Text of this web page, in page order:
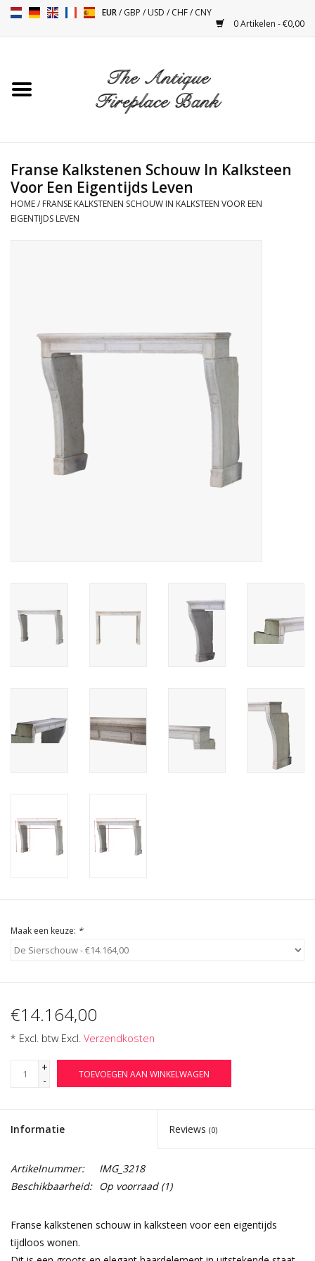
EUR/GBP /USD /CHF/CNY
0 Artikelen - €0,00
Toebehoren
Kacheltjes
Decoratieve Outdoor
Objecten
Vloeren - Steen, Terra Cotta
& Marmer
Login
Franse Kalkstenen Schouw In Kalksteen
Voor Een Eigentijds Leven
HOME/ FRANSE KALKSTENEN SCHOUW IN KALKSTEEN VOOR EEN
EIGENTIJDS LEVEN
Maak een keuze: *
€14.164,00
* Excl. btw Excl. Verzendkosten
+
-
TOEVOEGEN AAN WINKELWAGEN
Informatie Reviews (0)
Artikelnummer:
IMG_3218
Beschikbaarheid: Op voorraad(1)
Franse kalkstenen schouw in kalksteen voor een eigentijds
tijdloos wonen.